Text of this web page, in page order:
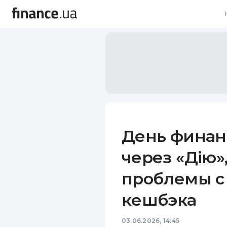
День
через
проблемы
кешбэка
03.06.2026, 14:45